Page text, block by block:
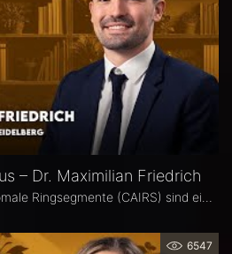
– Dr. Maximilian Friedrich
6547